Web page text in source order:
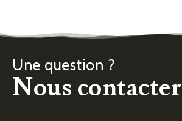
Une question ?
Nous contacter